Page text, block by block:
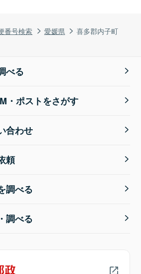
番号検索 愛媛県 喜多郡内子町
べる
・ポストをさがす
合わせ
頼
調べる
調べる